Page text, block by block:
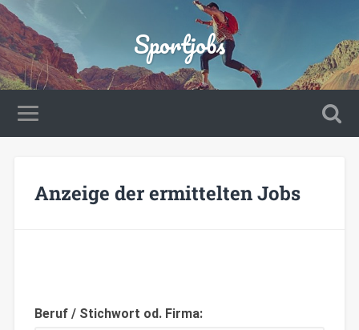
Sportjobs
Anzeige der ermittelten Jobs
Beruf / Stichwort od. Firma: